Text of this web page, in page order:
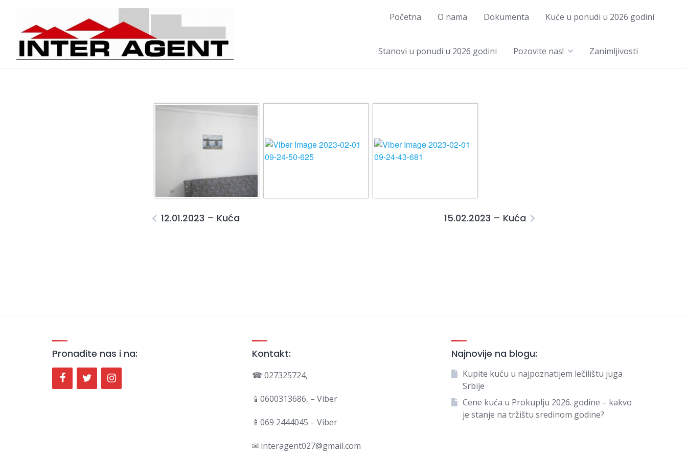
content
Početna O nama Dokumenta Kuće u ponudi u 2026 godini
Stanovi u ponudi u 2026 godini Pozovite nas! Zanimljivosti
12.01.2023 – Kuća 15.02.2023 – Kuća
Pronađite nas i na: Kontakt:
☎ 027325724,
📱0600313686, – Viber
📱069 2444045 – Viber
✉ interagent027@gmail.com
Najnovije na blogu:
Kupite kuću u najpoznatijem lečilištu juga
Srbije
Cene kuća u Prokuplju 2026. godine – kakvo
je stanje na tržištu sredinom godine?